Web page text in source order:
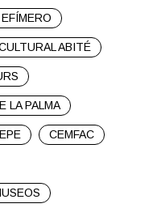
ABITÉ
LA PALMA
CEMFAC